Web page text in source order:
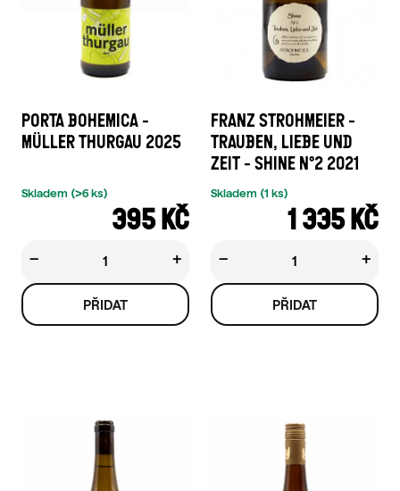
PORTA BOHEMICA -
MÜLLER THURGAU 2025
395 KČ
Skladem (>6 ks)
+
−
FRANZ STROHMEIER -
TRAUBEN, LIEBE UND
ZEIT - SHINE N°2 2021
1 335 KČ
Skladem (1 ks)
+
−